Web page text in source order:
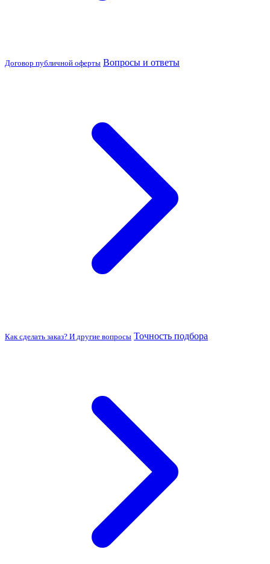
Договор публичной оферты Вопросы и ответы
Как сделать заказ? И другие вопросы Точность подбора